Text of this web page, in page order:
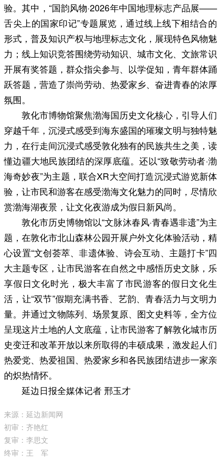
验。其中，“国韵风物·2026年中国地理标志产品展——
舌尖上的国家印记”专题展览，通过线上线下相结合的
形式，普及知识产权与地理标志文化，展现特色风物魅
力；线上知识竞答围绕劳动知识、城市文化、文旅常识
开展有奖答题，群众指尖参与、以学促知，青年群体踊
跃答题，营造了崇尚劳动、热爱家乡、奋进青春的浓厚
氛围。
敦化市博物馆聚焦渤海国历史文化核心，引导人们
穿越千年，沉浸式感受到海东盛国的璀璨文明与独特魅
力，在行走间沉浸式感受敦化独有的民族共生之美，读
懂边疆大地民族团结的深厚底蕴。还以“致敬劳动者·渤
海奇妙夜”为主题，联合XR大空间打造沉浸式游览新体
验，让市民和游客在感受渤海文化魅力的同时，尽情欣
赏渤海湖夜景，让文化夜游成为假日新风尚。
敦化市历史博物馆以“文脉沐春风·青春遇非遗”为主
题，在敦化市北山森林公园开展户外文化体验活动，精
心设置“文创荟萃、非遗体验、诗会互动、主题打卡”四
大主题专区，让市民游客在自然之中感悟历史文脉，乐
享假日文化时光，极大丰富了市民游客的假日文化生
活，让“双节”假期充满书香、艺韵、青春活力与文明力
量。并通过文物陈列、场景复原、图文史料等，全方位
呈现这片土地的人文底蕴，让市民游客了解敦化城市历
史变迁和改革开放以来所取得的丰硕成果，激发起人们
热爱党、热爱祖国、热爱家乡和各民族团结进步一家亲
的炽热情怀。
延边日报全媒体记者 邢玉才
来源：延边新闻网
初审：齐艳红
复审：李思文
终审：王 军